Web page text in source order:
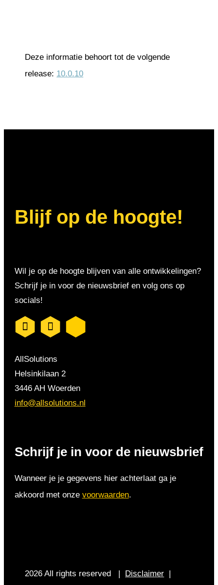
Deze informatie behoort tot de volgende
release: 10.0.10
Blijf op de hoogte!
Wil je op de hoogte blijven van alle ontwikkelingen?
Schrijf je in voor de nieuwsbrief en volg ons op
socials!
AllSolutions
Helsinkilaan 2
3446 AH Woerden
info@allsolutions.nl
Schrijf je in voor de nieuwsbrief
Wanneer je je gegevens hier achterlaat ga je
akkoord met onze voorwaarden.
2026 All rights reserved | Disclaimer